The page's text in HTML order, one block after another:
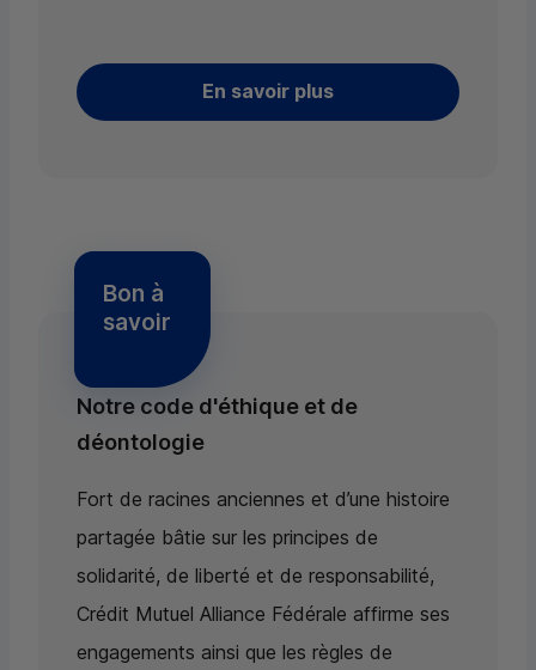
En savoir plus
Bon à
savoir
Notre code d'éthique et de
déontologie
Fort de racines anciennes et d’une histoire
partagée bâtie sur les principes de
solidarité, de liberté et de responsabilité,
Crédit Mutuel Alliance Fédérale affirme ses
engagements ainsi que les règles de